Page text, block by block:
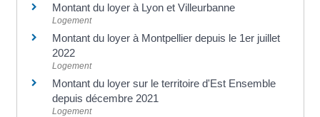
Montant du loyer à Lyon et Villeurbanne
Logement
Montant du loyer à Montpellier depuis le 1er juillet
2022
Logement
Montant du loyer sur le territoire d'Est Ensemble
depuis décembre 2021
Logement